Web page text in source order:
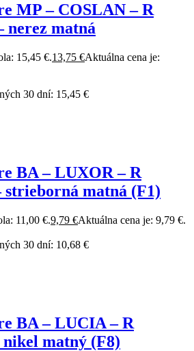
MP – COSLAN – R
nerez matná
15,45 €.13,75 €Aktuálna cena je:
30 dní: 15,45 €
BA – LUXOR – R
matná (F1)
11,00 €.9,79 €Aktuálna cena je: 9,79 €.
30 dní: 10,68 €
BA – LUCIA – R
matný (F8)